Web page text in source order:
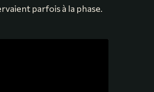
parfois à la phase.